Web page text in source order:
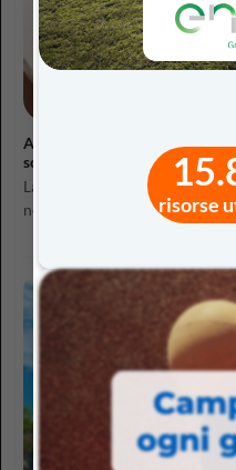
risorse
A scuola di innovazione:
scenari
La didattica a distanza ha
necessità di un’adozione